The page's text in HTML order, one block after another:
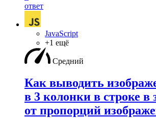
ответ
JavaScript
+1 ещё
Средний
Как выводить
в 3 колонки в строке в
от пропорций